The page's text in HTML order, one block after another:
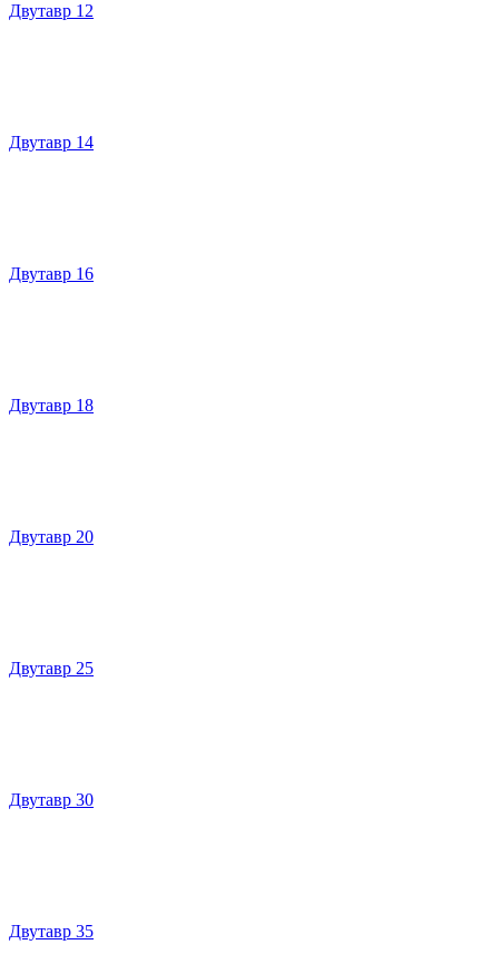
Двутавр 12
Двутавр 14
Двутавр 16
Двутавр 18
Двутавр 20
Двутавр 25
Двутавр 30
Двутавр 35